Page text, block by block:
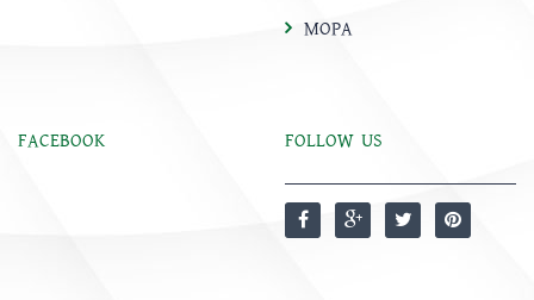
MOPA
FACEBOOK FOLLOW US